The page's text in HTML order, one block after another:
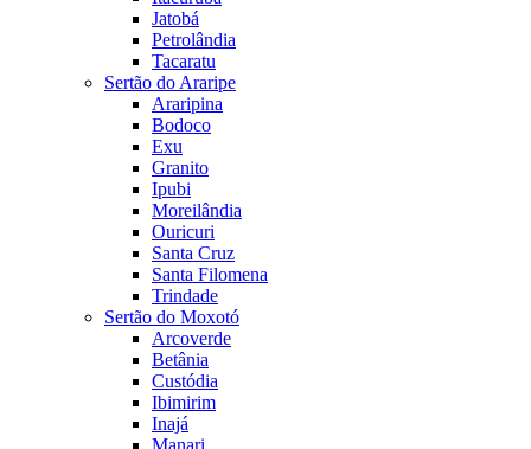
Jatobá
Petrolândia
Tacaratu
Sertão do Araripe
Araripina
Bodoco
Exu
Granito
Ipubi
Moreilândia
Ouricuri
Santa Cruz
Santa Filomena
Trindade
Sertão do Moxotó
Arcoverde
Betânia
Custódia
Ibimirim
Inajá